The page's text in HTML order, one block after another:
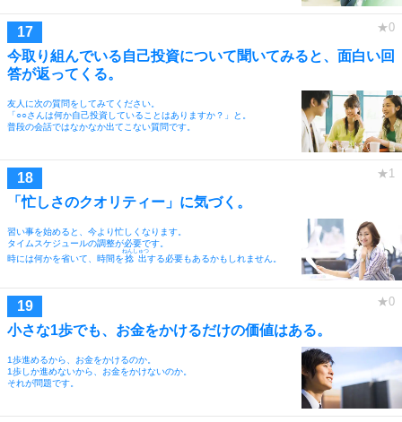
今取り組んでいる自己投資について聞いてみると、面白い回
答が返ってくる。
友人に次の質問をしてみてください。
「○○さんは何か自己投資していることはありますか？」と。
普段の会話ではなかなか出てこない質問です。
「忙しさのクオリティー」に気づく。
習い事を始めると、今より忙しくなります。
タイムスケジュールの調整が必要です。
時には何かを省いて、時間を捻出
ねんしゅつ
する必要もあるかもしれません。
小さな1歩でも、お金をかけるだけの価値はある。
1歩進めるから、お金をかけるのか。
1歩しか進めないから、お金をかけないのか。
それが問題です。